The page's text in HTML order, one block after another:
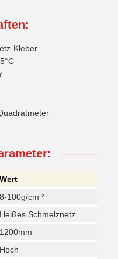
Kleber
Wert
8-100g/cm ²
Heißes Schmelznetz
1200mm
Hoch